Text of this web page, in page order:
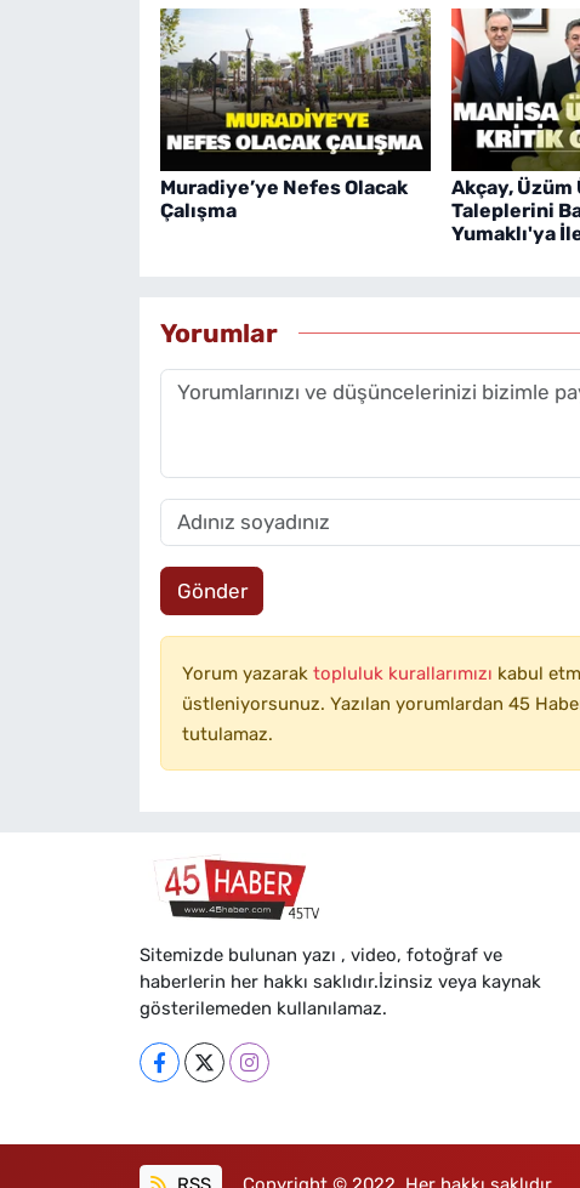
Muradiye’ye Nefes Olacak
Çalışma
Akçay,
Taleplerini
Yumaklı'ya
Yorumlar
Gönder
Yorum yazarak topluluk kurallarımızı kabul
üstleniyorsunuz. Yazılan yorumlardan 45
tutulamaz.
Sitemizde bulunan yazı , video, fotoğraf ve
haberlerin her hakkı saklıdır.İzinsiz veya kaynak
gösterilemeden kullanılamaz.